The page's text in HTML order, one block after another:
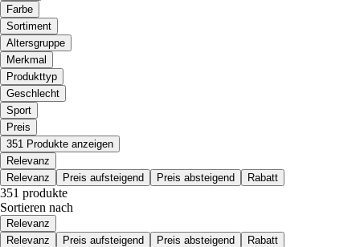
Farbe
Sortiment
Altersgruppe
Merkmal
Produkttyp
Geschlecht
Sport
Preis
351 Produkte anzeigen
Relevanz
Relevanz
Preis aufsteigend Preis absteigend Rabatt
351 produkte
Sortieren nach
Relevanz
Relevanz
Preis aufsteigend Preis absteigend Rabatt